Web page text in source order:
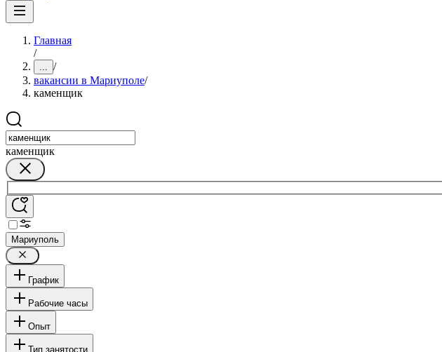
Главная
/
... /
вакансии в Мариуполе/
каменщик
каменщик
Мариуполь
График
Рабочие часы
Опыт
Тип занятости